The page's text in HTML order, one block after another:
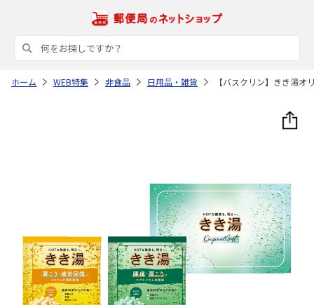
ホーム WEB特集 非食品 日用品・雑貨 【バスクリン】きき湯